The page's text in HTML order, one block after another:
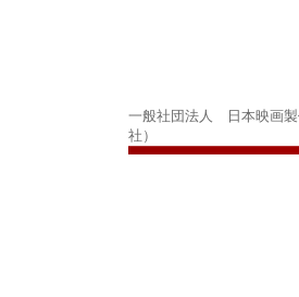
一般社団法人 日本映画製
社）